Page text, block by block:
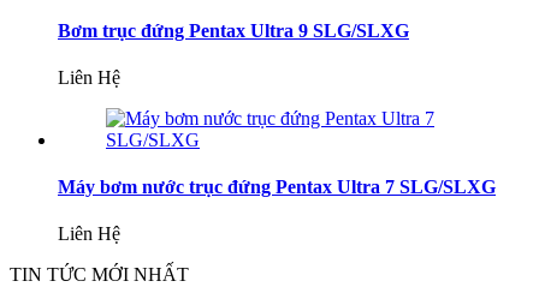
Bơm trục đứng Pentax Ultra 9 SLG/SLXG
Liên Hệ
Máy bơm nước trục đứng Pentax Ultra 7 SLG/SLXG
Liên Hệ
TIN TỨC MỚI NHẤT